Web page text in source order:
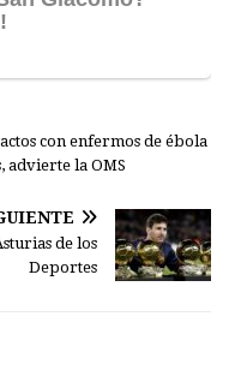
con enfermos de ébola
advierte la OMS
de los
Deportes